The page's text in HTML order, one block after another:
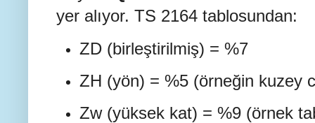
yer alıyor. TS 2164 tablosundan:
ZD (birleştirilmiş) = %7
ZH (yön) = %5 (örneğin kuzey
Zw (yüksek kat) = %9 (örnek